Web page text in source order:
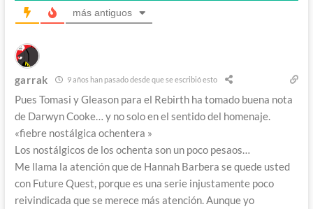
más antiguos
garrak 9 años han pasado desde que se escribió esto
Pues Tomasi y Gleason para el Rebirth ha tomado buena nota
de Darwyn Cooke… y no solo en el sentido del homenaje.
«fiebre nostálgica ochentera »
Los nostálgicos de los ochenta son un poco pesaos…
Me llama la atención que de Hannah Barbera se quede usted
con Future Quest, porque es una serie injustamente poco
reivindicada que se merece más atención. Aunque yo